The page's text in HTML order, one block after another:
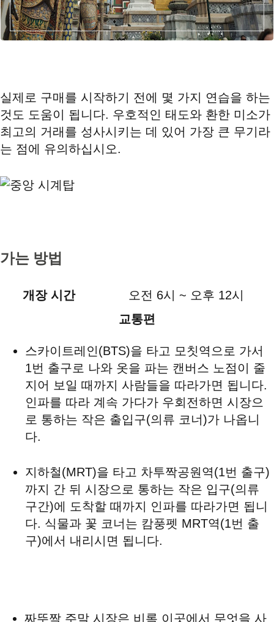
실제로 구매를 시작하기 전에 몇 가지 연습을 하는
것도 도움이 됩니다. 우호적인 태도와 환한 미소가
최고의 거래를 성사시키는 데 있어 가장 큰 무기라
는 점에 유의하십시오.
가는 방법
개장 시간
오전 6시 ~ 오후 12시
교통편
스카이트레인(BTS)을 타고 모칫역으로 가서
1번 출구로 나와 옷을 파는 캔버스 노점이 줄
지어 보일 때까지 사람들을 따라가면 됩니다.
인파를 따라 계속 가다가 우회전하면 시장으
로 통하는 작은 출입구(의류 코너)가 나옵니
다.
지하철(MRT)을 타고 차투짝공원역(1번 출구)
까지 간 뒤 시장으로 통하는 작은 입구(의류
구간)에 도착할 때까지 인파를 따라가면 됩니
다. 식물과 꽃 코너는 캄풍펫 MRT역(1번 출
구)에서 내리시면 됩니다.
짜뚜짝 주말 시장은 비록 이곳에서 무엇을 사